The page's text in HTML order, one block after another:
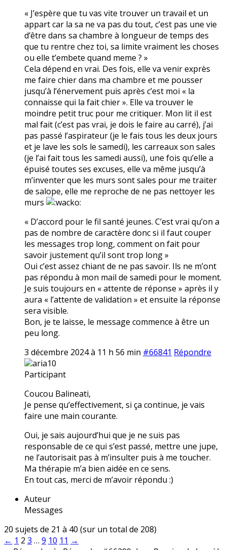
« J’espère que tu vas vite trouver un travail et un
appart car la sa ne va pas du tout, c’est pas une vie
d’être dans sa chambre à longueur de temps des
que tu rentre chez toi, sa limite vraiment les choses
ou elle t’embete quand meme ? »
Cela dépend en vrai. Des fois, elle va venir exprès
me faire chier dans ma chambre et me pousser
jusqu’à l’énervement puis après c’est moi « la
connaisse qui la fait chier ». Elle va trouver le
moindre petit truc pour me critiquer. Mon lit il est
mal fait (c’est pas vrai, je dois le faire au carré), j’ai
pas passé l’aspirateur (je le fais tous les deux jours
et je lave les sols le samedi), les carreaux son sales
(je l’ai fait tous les samedi aussi), une fois qu’elle a
épuisé toutes ses excuses, elle va même jusqu’à
m’inventer que les murs sont sales pour me traiter
de salope, elle me reproche de ne pas nettoyer les
murs
« D’accord pour le fil santé jeunes. C’est vrai qu’on a
pas de nombre de caractère donc si il faut couper
les messages trop long, comment on fait pour
savoir justement qu’il sont trop long »
Oui c’est assez chiant de ne pas savoir. Ils ne m’ont
pas répondu à mon mail de samedi pour le moment.
Je suis toujours en « attente de réponse » après il y
aura « l’attente de validation » et ensuite la réponse
sera visible.
Bon, je te laisse, le message commence à être un
peu long.
3 décembre 2024 à 11 h 56 min #66841 Répondre
aria10
Participant
Coucou Balineati,
Je pense qu’effectivement, si ça continue, je vais
faire une main courante.
Oui, je sais aujourd’hui que je ne suis pas
responsable de ce qui s’est passé, mettre une jupe,
ne l’autorisait pas à m’insulter puis à me toucher.
Ma thérapie m’a bien aidée en ce sens.
En tout cas, merci de m’avoir répondu :)
Auteur
Messages
20 sujets de 21 à 40 (sur un total de 208)
← 1 2 3 … 9 10 11 →